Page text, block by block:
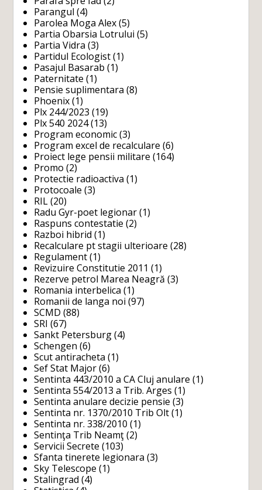
Parangul (4)
Parolea Moga Alex (5)
Partia Obarsia Lotrului (5)
Partia Vidra (3)
Partidul Ecologist (1)
Pasajul Basarab (1)
Paternitate (1)
Pensie suplimentara (8)
Phoenix (1)
Plx 244/2023 (19)
Plx 540 2024(13)
Program economic (3)
Program excel de recalculare (6)
Proiect lege pensii militare (164)
Promo (2)
Protectie radioactiva (1)
Protocoale (3)
RIL (20)
Radu Gyr-poet legionar (1)
Raspuns contestatie (2)
Razboi hibrid (1)
Recalculare pt stagii ulterioare (28)
Regulament (1)
Revizuire Constitutie 2011 (1)
Rezerve petrol Marea Neagră (3)
Romania interbelica (1)
Romanii de langa noi (97)
SCMD (88)
SRI (67)
Sankt Petersburg (4)
Schengen (6)
Scut antiracheta (1)
Sef Stat Major (6)
Sentinta 443/2010 a CA Cluj anulare (1)
Sentinta 554/2013 a Trib. Arges (1)
Sentinta anulare decizie pensie (3)
Sentinta nr. 1370/2010 Trib Olt (1)
Sentinta nr. 338/2010 (1)
Sentinţa Trib Neamţ (2)
Servicii Secrete (103)
Sfanta tinerete legionara (3)
Sky Telescope (1)
Stalingrad (4)